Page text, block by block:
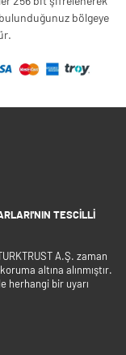
bölgeye
TESCILLI
A.Ş. zaman
altına alınmıştır.
herhangi bir uyarı